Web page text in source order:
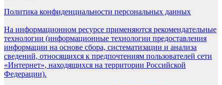
Политика конфиденциальности персональных данных
На информационном ресурсе применяются рекомендательные
технологии (информационные технологии предоставления
информации на основе сбора, систематизации и анализа
сведений, относящихся к предпочтениям пользователей сети
«Интернет», находящихся на территории Российской
Федерации).